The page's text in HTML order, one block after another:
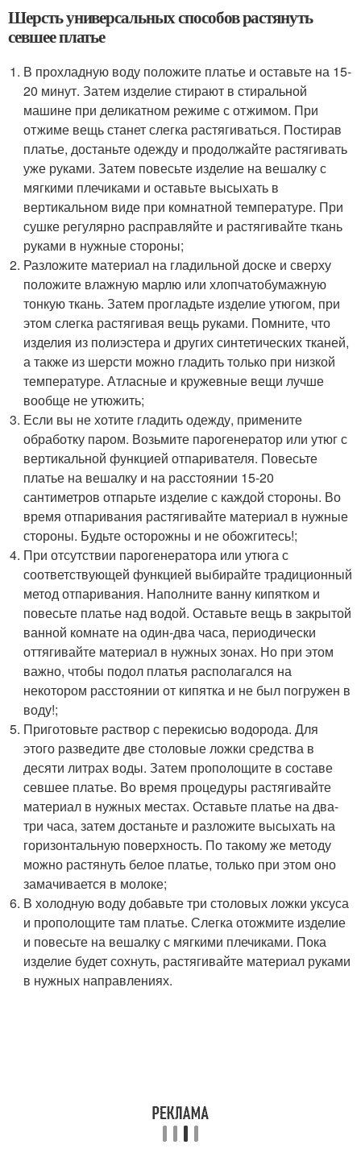
Шерсть универсальных способов растянуть
севшее платье
В прохладную воду положите платье и оставьте на 15-
20 минут. Затем изделие стирают в стиральной
машине при деликатном режиме с отжимом. При
отжиме вещь станет слегка растягиваться. Постирав
платье, достаньте одежду и продолжайте растягивать
уже руками. Затем повесьте изделие на вешалку с
мягкими плечиками и оставьте высыхать в
вертикальном виде при комнатной температуре. При
сушке регулярно расправляйте и растягивайте ткань
руками в нужные стороны;
Разложите материал на гладильной доске и сверху
положите влажную марлю или хлопчатобумажную
тонкую ткань. Затем прогладьте изделие утюгом, при
этом слегка растягивая вещь руками. Помните, что
изделия из полиэстера и других синтетических тканей,
а также из шерсти можно гладить только при низкой
температуре. Атласные и кружевные вещи лучше
вообще не утюжить;
Если вы не хотите гладить одежду, примените
обработку паром. Возьмите парогенератор или утюг с
вертикальной функцией отпаривателя. Повесьте
платье на вешалку и на расстоянии 15-20
сантиметров отпарьте изделие с каждой стороны. Во
время отпаривания растягивайте материал в нужные
стороны. Будьте осторожны и не обожгитесь!;
При отсутствии парогенератора или утюга с
соответствующей функцией выбирайте традиционный
метод отпаривания. Наполните ванну кипятком и
повесьте платье над водой. Оставьте вещь в закрытой
ванной комнате на один-два часа, периодически
оттягивайте материал в нужных зонах. Но при этом
важно, чтобы подол платья располагался на
некотором расстоянии от кипятка и не был погружен в
воду!;
Приготовьте раствор с перекисью водорода. Для
этого разведите две столовые ложки средства в
десяти литрах воды. Затем прополощите в составе
севшее платье. Во время процедуры растягивайте
материал в нужных местах. Оставьте платье на два-
три часа, затем достаньте и разложите высыхать на
горизонтальную поверхность. По такому же методу
можно растянуть белое платье, только при этом оно
замачивается в молоке;
В холодную воду добавьте три столовых ложки уксуса
и прополощите там платье. Слегка отожмите изделие
и повесьте на вешалку с мягкими плечиками. Пока
изделие будет сохнуть, растягивайте материал руками
в нужных направлениях.